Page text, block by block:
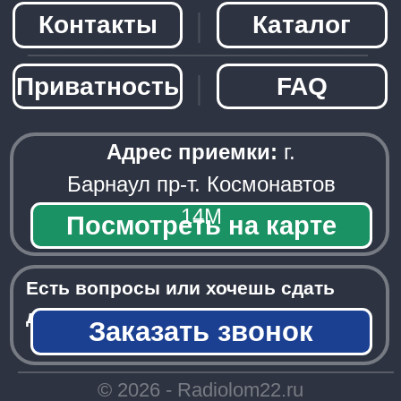
─────────────────────
© 2026 - Radiolom22.ru
Заказать звонок